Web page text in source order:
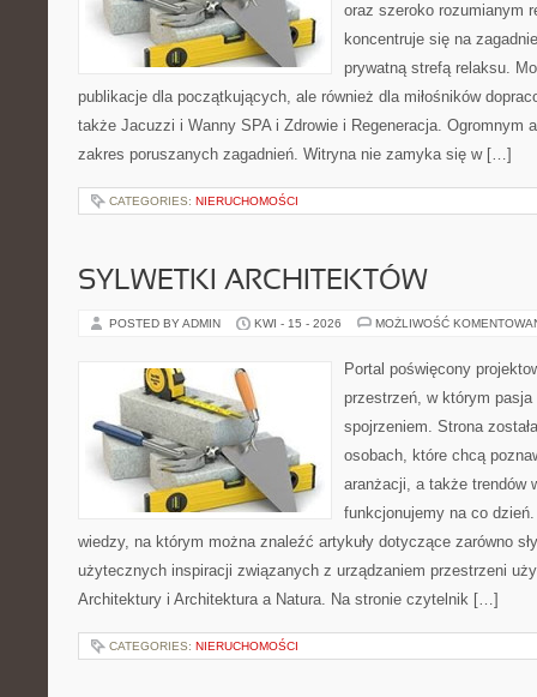
oraz szeroko rozumianym
koncentruje się na
prywatną strefą relaksu.
publikacje dla początkujących, ale również dla miłośników
także Jacuzzi i Wanny SPA i Zdrowie i Regeneracja. Ogromnym
zakres poruszanych zagadnień. Witryna nie zamyka się w […]
CATEGORIES: NIERUCHOMOŚCI
SYLWETKI ARCHITEKTÓW
POSTED BY ADMIN KWI - 15 - 2026 MOŻLIWOŚĆ
Portal poświęcony
przestrzeń, w którym
spojrzeniem. Strona
osobach, które chcą
aranżacji, a także trendów
funkcjonujemy na co
wiedzy, na którym można znaleźć artykuły dotyczące zarówno
użytecznych inspiracji związanych z urządzaniem przestrzeni
Architektury i Architektura a Natura. Na stronie czytelnik […]
CATEGORIES: NIERUCHOMOŚCI